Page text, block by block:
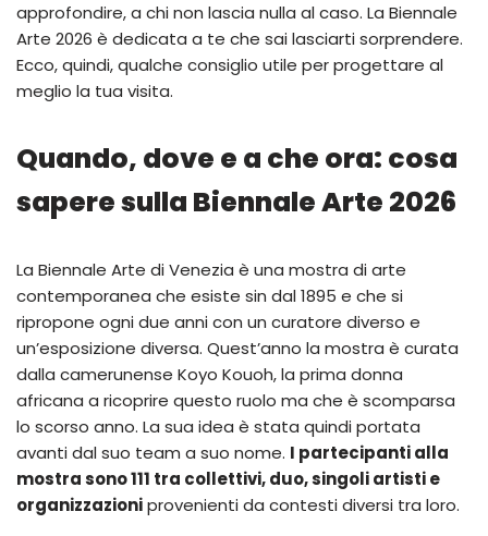
approfondire, a chi non lascia nulla al caso. La Biennale
Arte 2026 è dedicata a te che sai lasciarti sorprendere.
Ecco, quindi, qualche consiglio utile per progettare al
meglio la tua visita.
Quando, dove e a che ora: cosa
sapere sulla Biennale Arte 2026
La Biennale Arte di Venezia è una mostra di arte
contemporanea che esiste sin dal 1895 e che si
ripropone ogni due anni con un curatore diverso e
un’esposizione diversa. Quest’anno la mostra è curata
dalla camerunense Koyo Kouoh, la prima donna
africana a ricoprire questo ruolo ma che è scomparsa
lo scorso anno. La sua idea è stata quindi portata
avanti dal suo team a suo nome. I partecipanti alla
mostra sono 111 tra collettivi, duo, singoli artisti e
organizzazioniprovenienti da contesti diversi tra loro.